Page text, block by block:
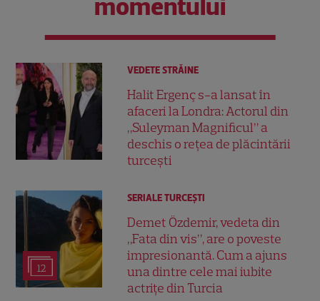
momentului
VEDETE STRĂINE
Halit Ergenç s-a lansat în
afaceri la Londra: Actorul din
„Suleyman Magnificul” a
deschis o rețea de plăcintării
turcești
12
SERIALE TURCEŞTI
Demet Özdemir, vedeta din
„Fata din vis”, are o poveste
impresionantă. Cum a ajuns
una dintre cele mai iubite
actrițe din Turcia